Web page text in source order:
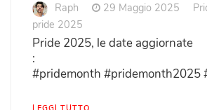
Raph 29 Maggio 2025
pride 2025
Pride 2025, le date aggiornate
:
#pridemonth #pridemonth2025